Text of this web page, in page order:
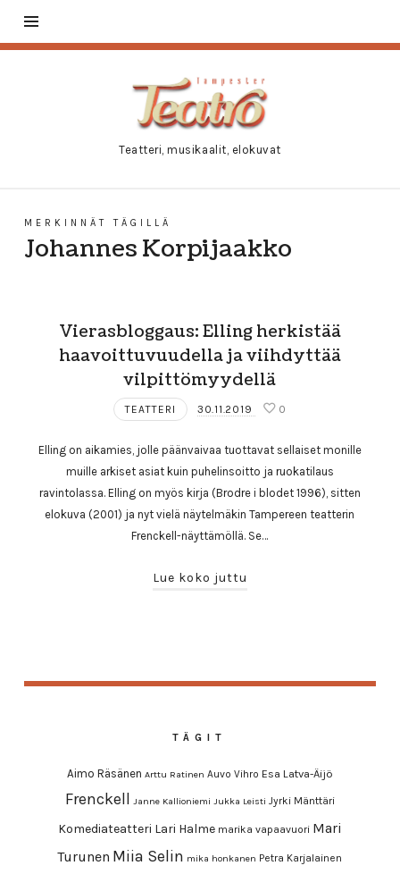
Tampester
Teatro
Teatteri, musikaalit, elokuvat
MERKINNÄT TÄGILLÄ
Johannes Korpijaakko
Vierasbloggaus: Elling herkistää
haavoittuvuudella ja viihdyttää
vilpittömyydellä
TEATTERI 30.11.2019 0
Elling on aikamies, jolle päänvaivaa tuottavat sellaiset monille
muille arkiset asiat kuin puhelinsoitto ja ruokatilaus
ravintolassa. Elling on myös kirja (Brodre i blodet 1996), sitten
elokuva (2001) ja nyt vielä näytelmäkin Tampereen teatterin
Frenckell-näyttämöllä. Se…
Lue koko juttu
TÄGIT
Aimo Räsänen Arttu Ratinen Auvo Vihro Esa Latva-Äijö
Frenckell Janne Kallioniemi Jukka Leisti Jyrki Mänttäri
Komediateatteri Lari Halme marika vapaavuori Mari
Turunen Miia Selin mika honkanen Petra Karjalainen